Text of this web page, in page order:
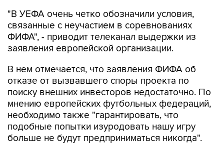
"В УЕФА очень четко обозначили условия,
связанные с неучастием в соревнованиях
ФИФА", - приводит телеканал выдержки из
заявления европейской организации.
В нем отмечается, что заявления ФИФА об
отказе от вызвавшего споры проекта по
поиску внешних инвесторов недостаточно. По
мнению европейских футбольных федераций,
необходимо также "гарантировать, что
подобные попытки изуродовать нашу игру
больше не будут предприниматься никогда".